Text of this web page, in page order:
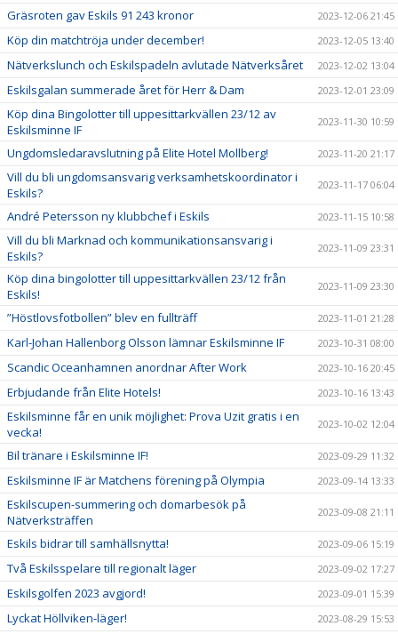
Gräsroten gav Eskils 91 243 kronor 2023-12-06 21:45
Köp din matchtröja under december! 2023-12-05 13:40
Nätverkslunch och Eskilspadeln avlutade Nätverksåret 2023-12-02 13:04
Eskilsgalan summerade året för Herr & Dam 2023-12-01 23:09
Köp dina Bingolotter till uppesittarkvällen 23/12 av
Eskilsminne IF
2023-11-30 10:59
Ungdomsledaravslutning på Elite Hotel Mollberg! 2023-11-20 21:17
Vill du bli ungdomsansvarig verksamhetskoordinator i
Eskils?
2023-11-17 06:04
André Petersson ny klubbchef i Eskils 2023-11-15 10:58
Vill du bli Marknad och kommunikationsansvarig i
Eskils?
2023-11-09 23:31
Köp dina bingolotter till uppesittarkvällen 23/12 från
Eskils!
2023-11-09 23:30
”Höstlovsfotbollen” blev en fullträff 2023-11-01 21:28
Karl-Johan Hallenborg Olsson lämnar Eskilsminne IF 2023-10-31 08:00
Scandic Oceanhamnen anordnar After Work 2023-10-16 20:45
Erbjudande från Elite Hotels! 2023-10-16 13:43
Eskilsminne får en unik möjlighet: Prova Uzit gratis i en
vecka!
2023-10-02 12:04
Bil tränare i Eskilsminne IF! 2023-09-29 11:32
Eskilsminne IF är Matchens förening på Olympia 2023-09-14 13:33
Eskilscupen-summering och domarbesök på
Nätverksträffen
2023-09-08 21:11
Eskils bidrar till samhällsnytta! 2023-09-06 15:19
Två Eskilsspelare till regionalt läger 2023-09-02 17:27
Eskilsgolfen 2023 avgjord! 2023-09-01 15:39
Lyckat Höllviken-läger! 2023-08-29 15:53